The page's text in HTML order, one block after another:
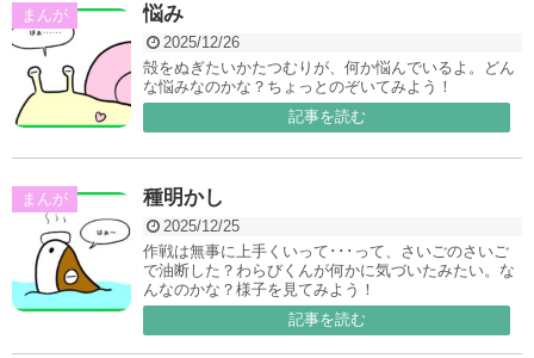
悩み
2025/12/26
まんが
殻をぬぎたいかたつむりが、何か悩んでいるよ。どん
な悩みなのかな？ちょっとのぞいてみよう！
記事を読む
種明かし
2025/12/25
まんが
作戦は無事に上手くいって･･･って、さいごのさいご
で油断した？わらびくんが何かに気づいたみたい。な
んなのかな？様子を見てみよう！
記事を読む